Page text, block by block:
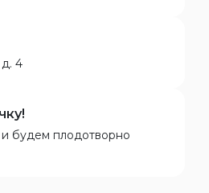
4
будем плодотворно